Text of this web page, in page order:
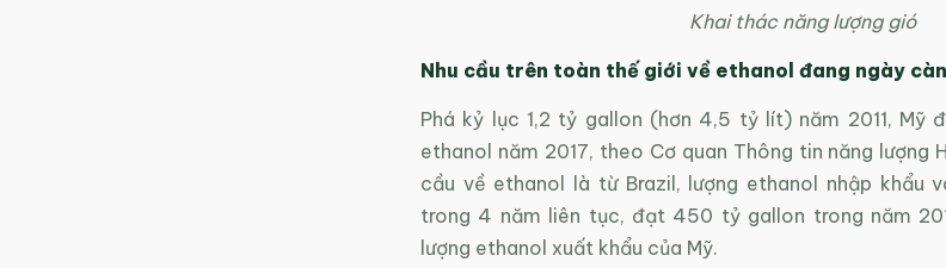
Khai thác năng lượng gió
Nhu cầu trên toàn thế giới về ethanol đang ngày
Phá kỷ lục 1,2 tỷ gallon (hơn 4,5 tỷ lít) năm 2011, Mỹ
ethanol năm 2017, theo Cơ quan Thông tin năng lượng
cầu về ethanol là từ Brazil, lượng ethanol nhập khẩu
trong 4 năm liên tục, đạt 450 tỷ gallon trong năm
lượng ethanol xuất khẩu của Mỹ.